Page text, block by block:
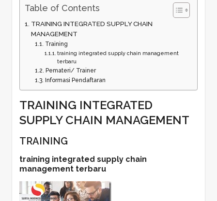
Table of Contents
TRAINING INTEGRATED SUPPLY CHAIN
MANAGEMENT
Training
training integrated supply chain management
terbaru
Pemateri/ Trainer
Informasi Pendaftaran
TRAINING INTEGRATED
SUPPLY CHAIN MANAGEMENT
TRAINING
training integrated supply chain
management terbaru